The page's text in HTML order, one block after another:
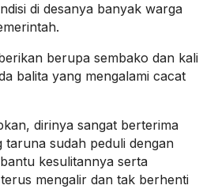
di desanya banyak warga
berupa sembako dan kali
balita yang mengalami cacat
dirinya sangat berterima
taruna sudah peduli dengan
kesulitannya serta
mengalir dan tak berhenti